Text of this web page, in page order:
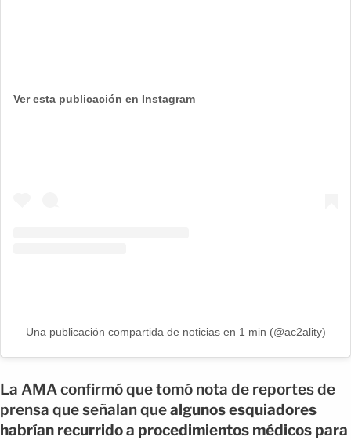
Ver esta publicación en Instagram
Una publicación compartida de noticias en 1 min (@ac2ality)
La AMA confirmó que tomó nota de reportes de
prensa que señalan quealgunos esquiadores
habrían recurrido a procedimientos médicos para